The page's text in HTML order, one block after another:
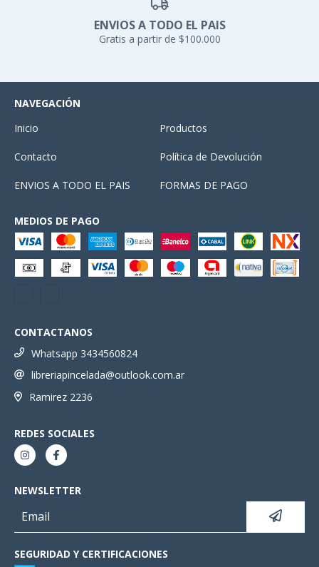
ENVIOS A TODO EL PAIS
Gratis a partir de $100.000
NAVEGACIÓN
Inicio
Productos
Contacto Política de Devolución
ENVIOS A TODO EL PAIS FORMAS DE PAGO
MEDIOS DE PAGO
CONTACTANOS
Whatsapp 3434560824
libreriapincelada@outlook.com.ar
Ramirez 2236
REDES SOCIALES
NEWSLETTER
SEGURIDAD Y CERTIFICACIONES